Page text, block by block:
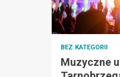
BEZ KATEGORII
Muzyczne